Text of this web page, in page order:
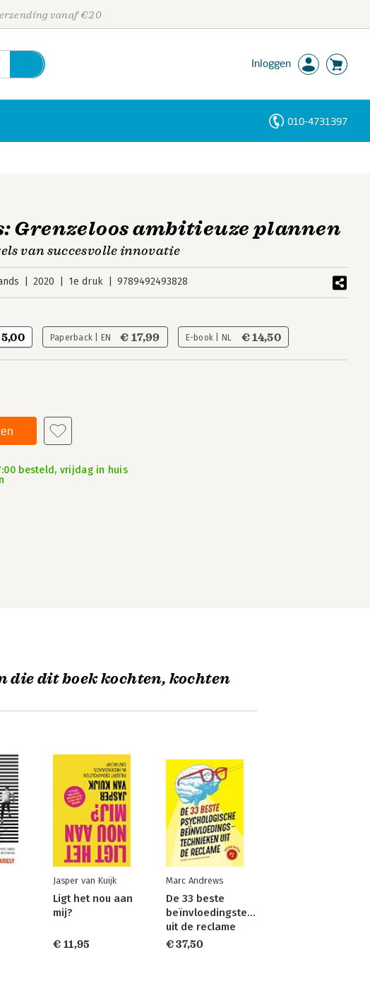
vanaf €20
Inloggen
010-4731397
Grenzeloos ambitieuze plannen
van succesvolle innovatie
2020 1e druk 9789492493828
Paperback | EN € 17,99 E-book | NL € 14,50
besteld, vrijdag in huis
die dit boek kochten, kochten
Jasper van Kuijk
Ligt het nou aan
mij?
€ 11,95
Marc Andrews
De 33 beste
beïnvloedingstechnieken
uit de reclame
€ 37,50
Personen